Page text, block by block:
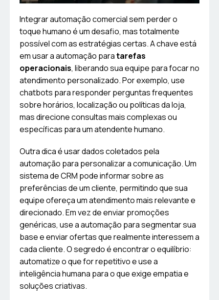
Integrar automação comercial sem perder o
toque humano é um desafio, mas totalmente
possível com as estratégias certas. A chave está
em usar a automação paratarefas
operacionais, liberando sua equipe para focar no
atendimento personalizado. Por exemplo, use
chatbots para responder perguntas frequentes
sobre horários, localização ou políticas da loja,
mas direcione consultas mais complexas ou
específicas para um atendente humano.
Outra dica é usar dados coletados pela
automação para personalizar a comunicação. Um
sistema de CRM pode informar sobre as
preferências de um cliente, permitindo que sua
equipe ofereça um atendimento mais relevante e
direcionado. Em vez de enviar promoções
genéricas, use a automação para segmentar sua
base e enviar ofertas que realmente interessem a
cada cliente. O segredo é encontrar o equilíbrio:
automatize o que for repetitivo e use a
inteligência humana para o que exige empatia e
soluções criativas.